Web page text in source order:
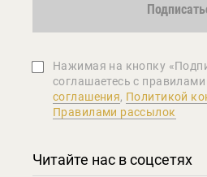
Нажимая на кнопку
соглашаетеcь с правилами
соглашения, Политикой
Правилами рассылок
Читайте нас в соцсетях